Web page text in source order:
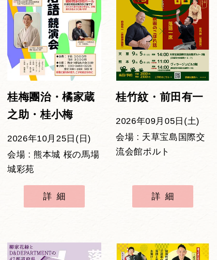
桂梅團治・橘家蔵
之助・桂小梅
2026年10月25日(日)
会場 : 熊本城 桜の馬場
城彩苑
詳細
桂竹紋・前田有一
2026年09月05日(土)
会場 : 天草宝島国際交
流会館ポルト
詳細